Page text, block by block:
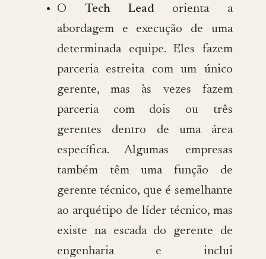
O Tech Lead orienta a
abordagem e execução de uma
determinada equipe. Eles fazem
parceria estreita com um único
gerente, mas às vezes fazem
parceria com dois ou três
gerentes dentro de uma área
específica. Algumas empresas
também têm uma função de
gerente técnico, que é semelhante
ao arquétipo de líder técnico, mas
existe na escada do gerente de
engenharia e inclui